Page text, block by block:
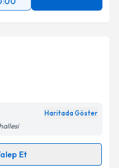
Haritada Göster
Et